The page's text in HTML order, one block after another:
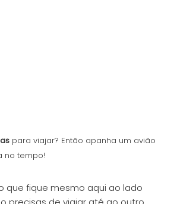
para viajar? Então apanha um avião
no tempo!
que fique mesmo aqui ao lado